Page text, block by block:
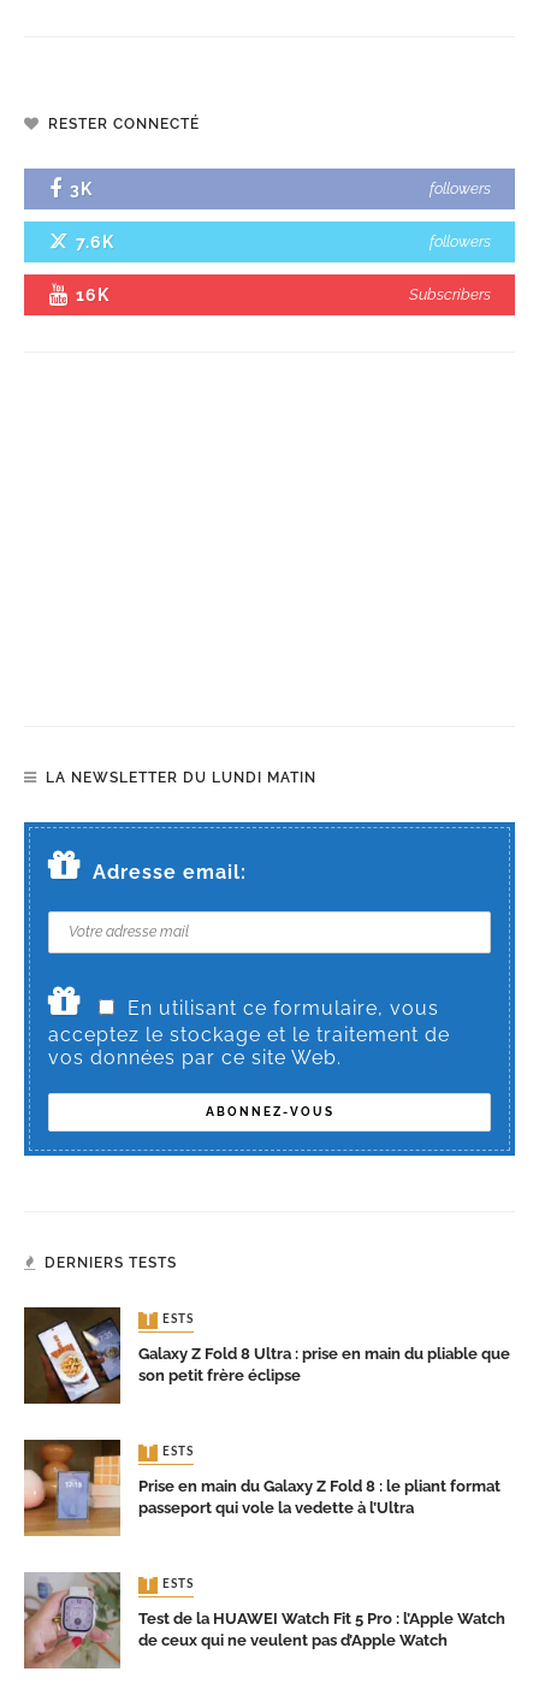
RESTER CONNECTÉ
3K followers
7.6K followers
16K Subscribers
LA NEWSLETTER DU LUNDI MATIN
Adresse email:
En utilisant ce formulaire, vous
acceptez le stockage et le traitement de
vos données par ce site Web.
DERNIERS TESTS
TESTS
Galaxy Z Fold 8 Ultra : prise en main du pliable que
son petit frère éclipse
TESTS
Prise en main du Galaxy Z Fold 8 : le pliant format
passeport qui vole la vedette à l’Ultra
TESTS
Test de la HUAWEI Watch Fit 5 Pro : l’Apple Watch
de ceux qui ne veulent pas d’Apple Watch